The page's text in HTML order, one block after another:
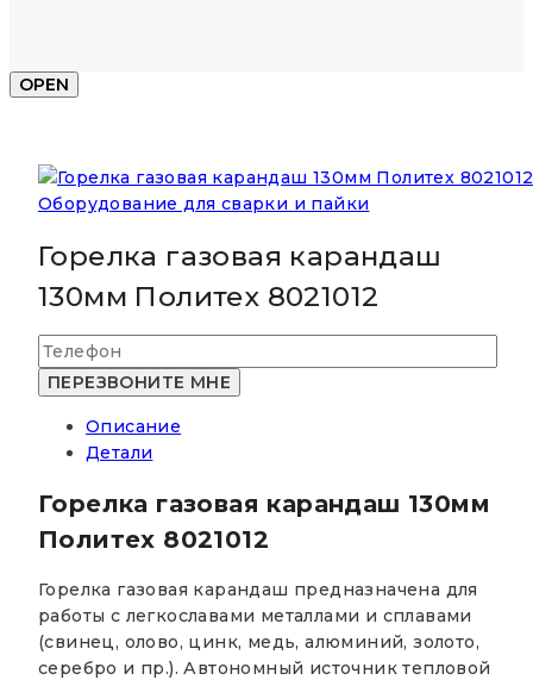
OPEN
Оборудование для сварки и пайки
Горелка газовая карандаш
130мм Политех 8021012
Описание
Детали
Горелка газовая карандаш 130мм
Политех 8021012
Горелка газовая карандаш предназначена для
работы с легкославами металлами и сплавами
(свинец, олово, цинк, медь, алюминий, золото,
серебро и пр.). Автономный источник тепловой